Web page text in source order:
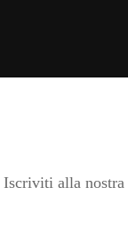
Iscriviti alla nostra